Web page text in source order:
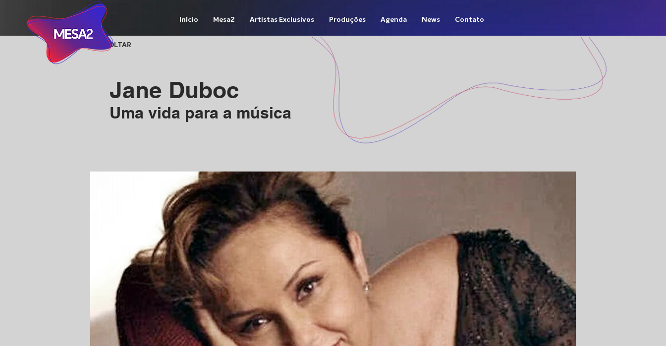
Início Mesa2 Artistas Exclusivos Produções Agenda News Contato
< VOLTAR
Jane Duboc
Uma vida para a música